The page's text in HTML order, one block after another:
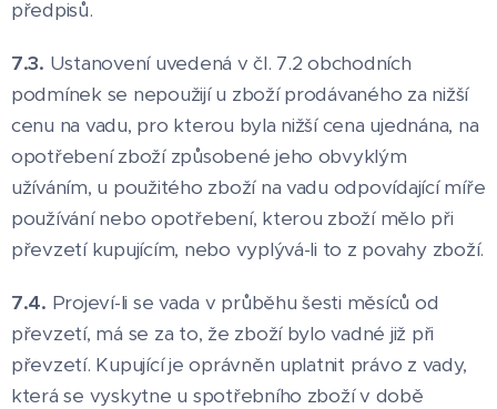
předpisů.
7.3. Ustanovení uvedená v čl. 7.2 obchodních
podmínek se nepoužijí u zboží prodávaného za nižší
cenu na vadu, pro kterou byla nižší cena ujednána, na
opotřebení zboží způsobené jeho obvyklým
užíváním, u použitého zboží na vadu odpovídající míře
používání nebo opotřebení, kterou zboží mělo při
převzetí kupujícím, nebo vyplývá-li to z povahy zboží.
7.4. Projeví-li se vada v průběhu šesti měsíců od
převzetí, má se za to, že zboží bylo vadné již při
převzetí. Kupující je oprávněn uplatnit právo z vady,
která se vyskytne u spotřebního zboží v době